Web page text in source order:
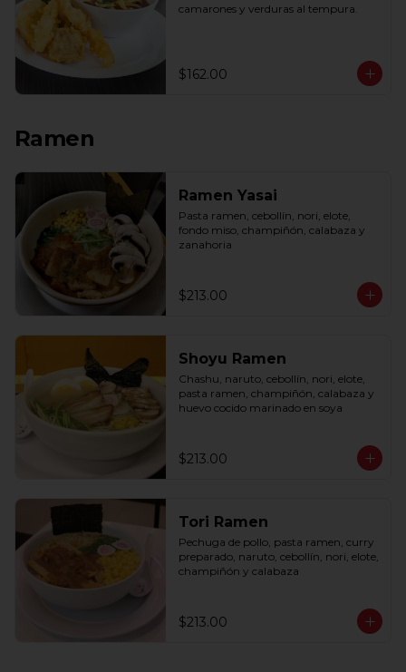
camarones y verduras al tempura.
$162.00
Ramen
Ramen Yasai
Pasta ramen, cebollín, nori, elote,
fondo miso, champiñón, calabaza y
zanahoria
$213.00
Shoyu Ramen
Chashu, naruto, cebollín, nori, elote,
pasta ramen, champiñón, calabaza y
huevo cocido marinado en soya
$213.00
Tori Ramen
Pechuga de pollo, pasta ramen, curry
preparado, naruto, cebollín, nori, elote,
champiñón y calabaza
$213.00